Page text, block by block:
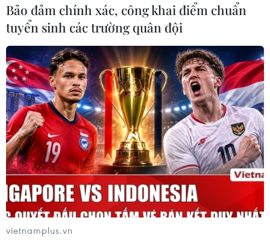
Nga phản đối những hành động trừng
phạt đơn phương Triều Tiên
27/06/2017 09:29
Thứ trưởng Ngoại giao Nga Igor Morgulov cho biết Nga
Bảo đảm chính xác, công khai điểm chuẩn
tuyển sinh các trường quân đội
vietnamplus.vn